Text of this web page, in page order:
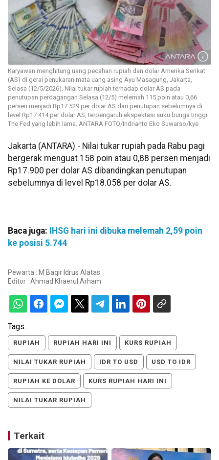
Karyawan menghitung uang pecahan rupiah dan dolar Amerika Serikat
(AS) di gerai penukaran mata uang asing Ayu Masagung, Jakarta,
Selasa (12/5/2026). Nilai tukar rupiah terhadap dolar AS pada
penutupan perdagangan Selasa (12/5) melemah 115 poin atau 0,66
persen menjadi Rp17.529 per dolar AS dari penutupan sebelumnya di
level Rp17.414 per dolar AS, terpengaruh ekspektasi suku bunga tinggi
The Fed yang lebih lama. ANTARA FOTO/Indrianto Eko Suwarso/kye
Jakarta (ANTARA) - Nilai tukar rupiah pada Rabu pagi
bergerak menguat 158 poin atau 0,88 persen menjadi
Rp17.900 per dolar AS dibandingkan penutupan
sebelumnya di level Rp18.058 per dolar AS.
Baca juga: IHSG hari ini dibuka melemah 2,59 poin
ke posisi 5.744
Pewarta : M Baqir Idrus Alatas
Editor : Ahmad Khaerul Arham
Tags:
RUPIAH RUPIAH HARI INI KURS RUPIAH
NILAI TUKAR RUPIAH IDR TO USD USD TO IDR
RUPIAH KE DOLAR KURS RUPIAH HARI INI
NILAI TUKAR RUPIAH
Terkait